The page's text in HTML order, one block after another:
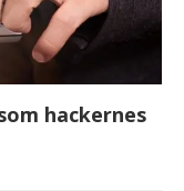
hackernes